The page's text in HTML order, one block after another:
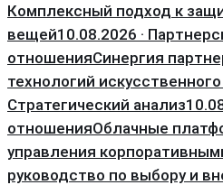
Комплексный подход к
вещей10.08.2026 ·
отношенияСинергия
технологий
Стратегический анализ
отношенияОблачные
управления
руководство по выбору и